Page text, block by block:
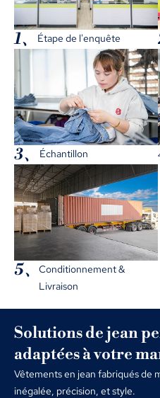
1、 Étape de l'enquête
3、 Échantillon
5、Conditionnement &
Livraison
Solutions de jean
adaptées à votre
Vêtements en jean fabriqués de
inégalée, précision, et style.